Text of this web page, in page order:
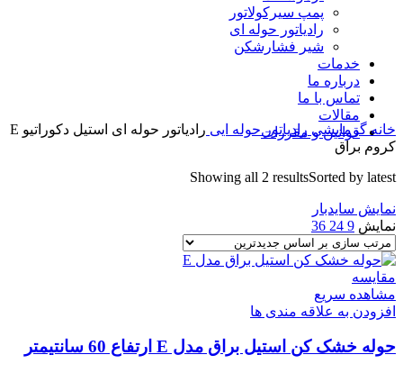
پمپ سیرکولاتور
رادیاتور حوله ای
شیر فشارشکن
خدمات
درباره ما
تماس با ما
مقالات
قوانین و مقررات
خانهگرمایشی رادیاتور حوله ایی
رادیاتور حوله ای استیل دکوراتیو E
کروم براق
Showing all 2 resultsSorted by latest
نمایش سایدبار
نمایش 9
24
36
مقایسه
مشاهده سریع
افزودن به علاقه مندی ها
حوله خشک کن استیل براق مدل E ارتفاع 60 سانتیمتر